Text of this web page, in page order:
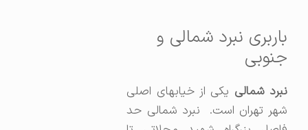
باربری نبرد شمالی و
جنوبی
نبرد شمالییکی از خیابهای اصلی
شهر تهران است. نبرد شمالی حد